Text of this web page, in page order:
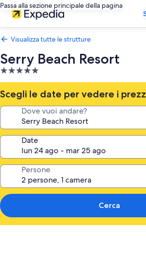
Passa alla sezione principale della pagina
Visualizza tutte le strutture
Serry Beach Resort
Struttura
a
5.0
stelle
Scegli le date per vedere i
Dove vuoi andare?
Date
Persone
Cerca